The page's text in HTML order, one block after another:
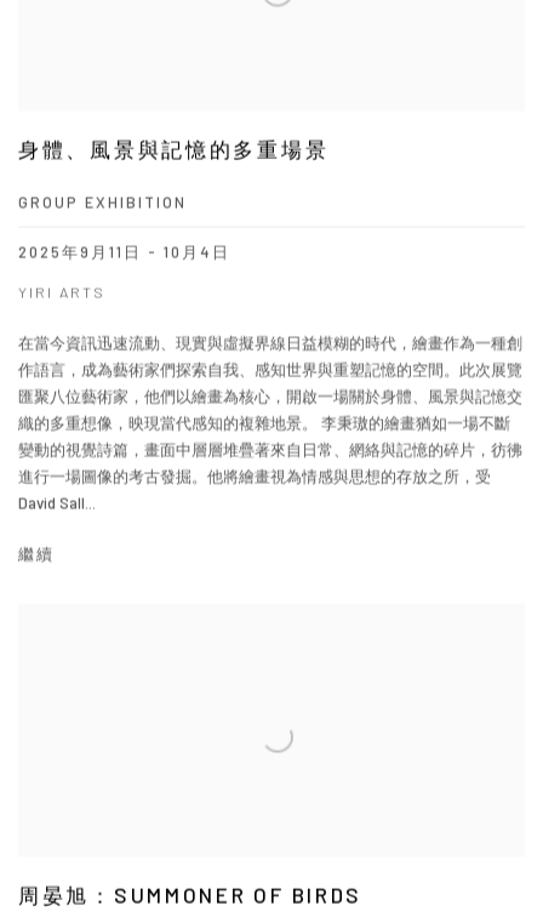
身體、風景與記憶的多重場景
GROUP EXHIBITION
2025年9月11日 - 10月4日
YIRI ARTS
在當今資訊迅速流動、現實與虛擬界線日益模糊的時代，繪畫作為一種創
作語言，成為藝術家們探索自我、感知世界與重塑記憶的空間。此次展覽
匯聚八位藝術家，他們以繪畫為核心，開啟一場關於身體、風景與記憶交
織的多重想像，映現當代感知的複雜地景。 李秉璈的繪畫猶如一場不斷
變動的視覺詩篇，畫面中層層堆疊著來自日常、網絡與記憶的碎片，彷彿
進行一場圖像的考古發掘。他將繪畫視為情感與思想的存放之所，受
David Sall...
繼續
周晏旭：SUMMONER OF BIRDS